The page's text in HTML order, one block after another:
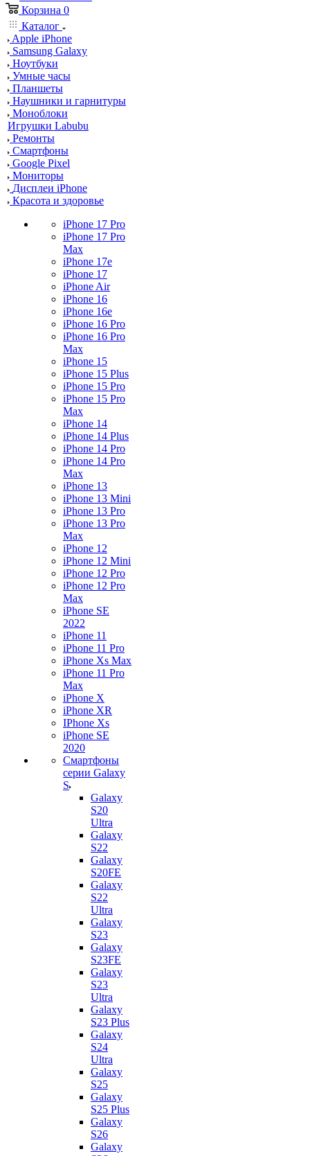
Корзина 0
Каталог
Apple iPhone
Samsung Galaxy
Ноутбуки
Умные часы
Планшеты
Наушники и гарнитуры
Моноблоки
Игрушки Labubu
Ремонты
Смартфоны
Google Pixel
Мониторы
Дисплеи iPhone
Красота и здоровье
iPhone 17 Pro
iPhone 17 Pro
Max
iPhone 17e
iPhone 17
iPhone Air
iPhone 16
iPhone 16e
iPhone 16 Pro
iPhone 16 Pro
Max
iPhone 15
iPhone 15 Plus
iPhone 15 Pro
iPhone 15 Pro
Max
iPhone 14
iPhone 14 Plus
iPhone 14 Pro
iPhone 14 Pro
Max
iPhone 13
iPhone 13 Mini
iPhone 13 Pro
iPhone 13 Pro
Max
iPhone 12
iPhone 12 Mini
iPhone 12 Pro
iPhone 12 Pro
Max
iPhone SE
2022
iPhone 11
iPhone 11 Pro
iPhone Xs Max
iPhone 11 Pro
Max
iPhone X
iPhone XR
IPhone Xs
iPhone SE
2020
Смартфоны
серии Galaxy
S
Galaxy
S20
Ultra
Galaxy
S22
Galaxy
S20FE
Galaxy
S22
Ultra
Galaxy
S23
Galaxy
S23FE
Galaxy
S23
Ultra
Galaxy
S23 Plus
Galaxy
S24
Ultra
Galaxy
S25
Galaxy
S25 Plus
Galaxy
S26
Galaxy